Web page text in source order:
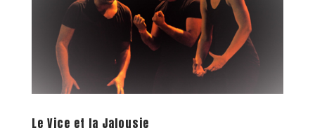
Le Vice et la Jalousie